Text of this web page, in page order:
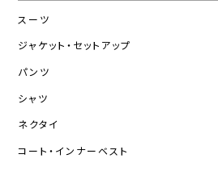
スーツ
ジャケット・セットアップ
パンツ
シャツ
ネクタイ
コート・インナーベスト